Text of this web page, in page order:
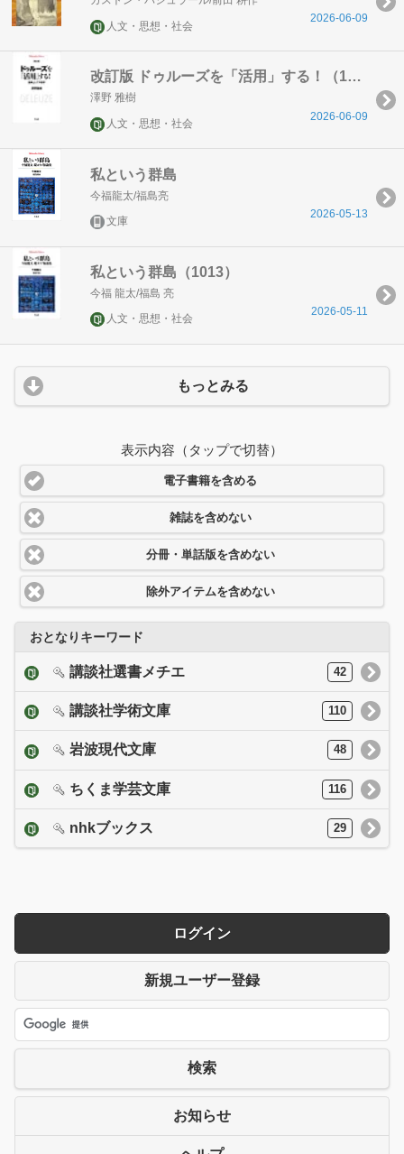
人文・思想・社会
2026-06-09
改訂版 ドゥルーズを「活用」する！（1016）
澤野 雅樹
人文・思想・社会
2026-06-09
私という群島
今福龍太/福島亮
文庫
2026-05-13
私という群島（1013）
今福 龍太/福島 亮
人文・思想・社会
2026-05-11
もっとみる
表示内容（タップで切替）
電子書籍を含める
雑誌を含めない
分冊・単話版を含めない
除外アイテムを含めない
おとなりキーワード
講談社選書メチエ 42
講談社学術文庫 110
岩波現代文庫 48
ちくま学芸文庫 116
nhkブックス 29
ログイン
新規ユーザー登録
検索
お知らせ